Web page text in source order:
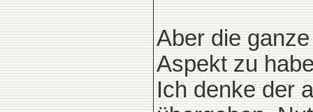
Aber die
Aspekt zu
Ich denke der